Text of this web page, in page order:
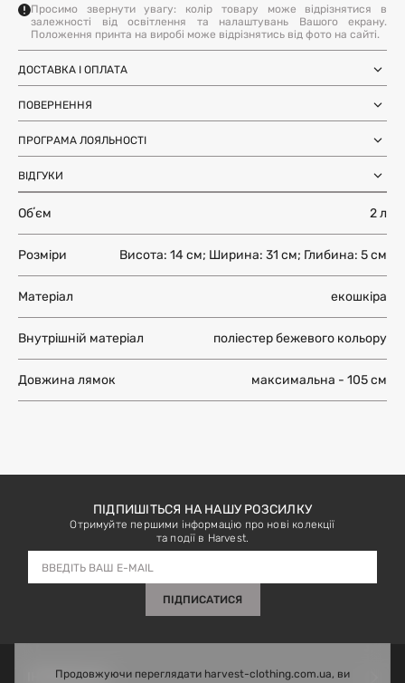
Обʼєм 2 л
Розміри Висота: 14 см; Ширина: 31 см; Глибина: 5 см
Матеріал екошкіра
Внутрішній матеріал поліестер бежевого кольору
Довжина лямок максимальна - 105 см
Просимо звернути увагу: колір товару може відрізнятися в
залежності від освітлення та налаштувань Вашого екрану.
Положення принта на виробі може відрізнятись від фото на сайті.
ДОСТАВКА І ОПЛАТА
Україні) 1-3 дні
Самовивіз з магазинів Harvest після SMS-підтвердження про
Міжнародна доставка Нова Пошта
Global
терміни уточнюйте для вашої
країни
Доставка день в день по Києву (за
умови наявності на складі у Києві)
12 годин (наявність перевіряйте в
картці товару)
Більше інформації
ПОВЕРНЕННЯ
Ми залишили можливість повернення та обміну, щоб ви
почувались впевнено під час покупки. Ви можете
повернути або обміняти товар протягом 14 днів після
отримання замовлення.
Більше інформації
ПРОГРАМА ЛОЯЛЬНОСТІ
Отримуйте бонуси з кожного замовлення та
використовуйте їх для наступних покупок. Авторизуйтесь
на сайті, щоб накопичувати та списувати бонуси.
Більше інформації
ВІДГУКИ
ПІДПИШІТЬСЯ НА НАШУ РОЗСИЛКУ
Отримуйте першими інформацію про нові колекції
та події в Harvest.
ПІДПИСАТИСЯ
ІНФОРМАЦІЯ
Продовжуючи переглядати harvest-clothing.com.ua, ви